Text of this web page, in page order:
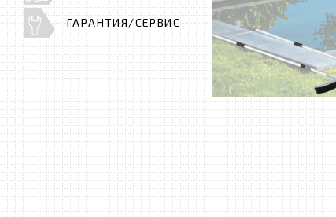
ГАРАНТИЯ/СЕРВИС